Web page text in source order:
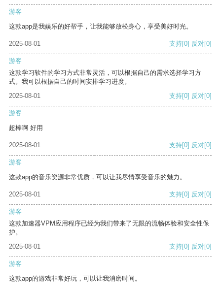
游客
这款app是我娱乐的好帮手，让我能够放松身心，享受美好时光。
2025-08-01 支持[0] 反对[0]
游客
这款学习软件的学习方式非常灵活，可以根据自己的需求选择学习方
式。我可以根据自己的时间安排学习进度。
2025-08-01
支持[0] 反对[0]
游客
超棒啊 好用
2025-08-01 支持[0] 反对[0]
游客
这款app的音乐资源非常优质，可以让我尽情享受音乐的魅力。
2025-08-01 支持[0] 反对[0]
游客
这款加速器VPM应用程序已经为我们带来了无限的流畅体验和安全性保
护。
2025-08-01
支持[0] 反对[0]
游客
这款app的游戏非常好玩，可以让我消磨时间。